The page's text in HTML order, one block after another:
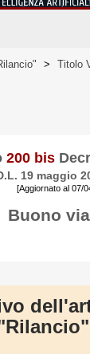
> Titolo
200 bis
19 maggio
[Aggiornato al 07/
Buono